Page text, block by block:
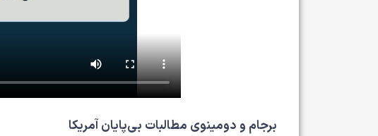
برجام و دومینوی مطالبات بی‌پایان آمریکا